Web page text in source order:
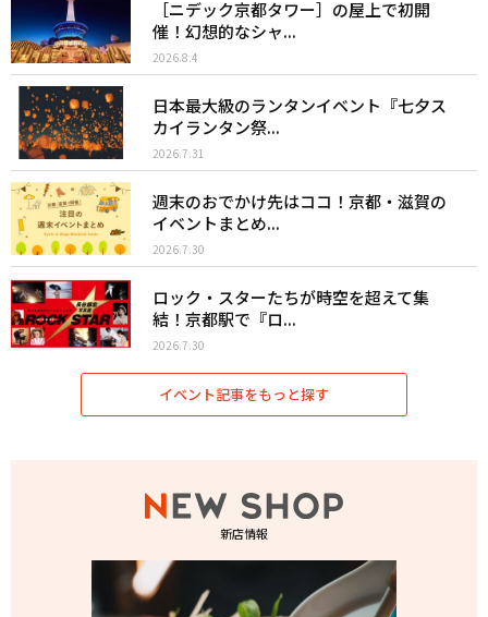
［ニデック京都タワー］の屋上で初開
催！幻想的なシャ...
2026.8.4
日本最大級のランタンイベント『七夕ス
カイランタン祭...
2026.7.31
週末のおでかけ先はココ！京都・滋賀の
イベントまとめ...
2026.7.30
ロック・スターたちが時空を超えて集
結！京都駅で『ロ...
2026.7.30
イベント記事をもっと探す
新店情報